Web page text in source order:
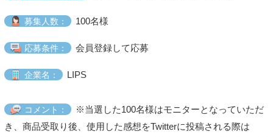
募集人数： 100名様
応募条件： 会員登録して応募
企業名： LIPS
コメント：
※当選した100名様はモニターとなっていただ
き、商品受取り後、使用した感想をTwitterに投稿される際は